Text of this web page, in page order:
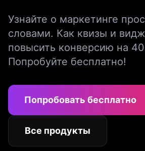
Узнайте о маркетинге
словами. Как квизы и
повысить конверсию на
Попробуйте бесплатно!
Попробовать бесплатно
Все продукты